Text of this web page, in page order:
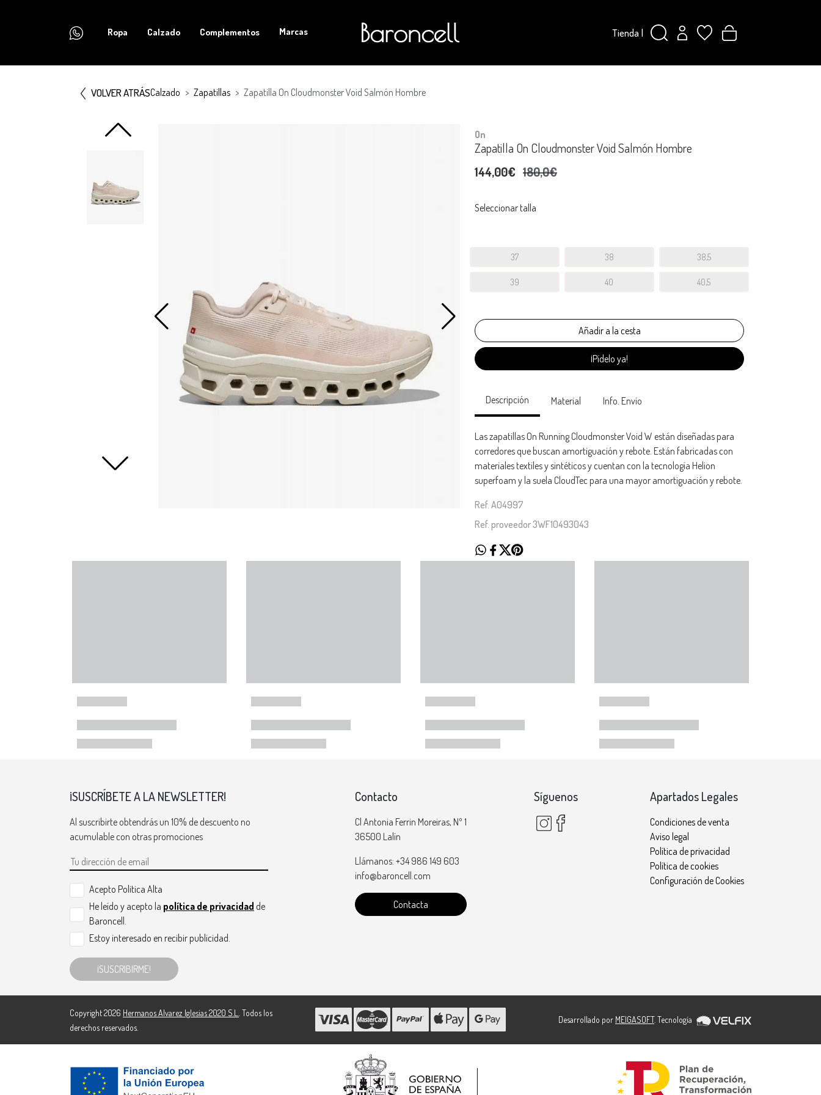
Ropa Calzado Complementos Marcas Tienda|
VOLVER ATRÁSCalzado Zapatillas Zapatilla On Cloudmonster Void Salmón Hombre
On
Zapatilla On Cloudmonster Void Salmón Hombre
144,00€ 180,0€
Seleccionar talla
37 38 38,5
39 40 40,5
¡Pídelo ya!
Descripción Material Info. Envío
Las zapatillas On Running Cloudmonster Void W están diseñadas para
corredores que buscan amortiguación y rebote. Están fabricadas con
materiales textiles y sintéticos y cuentan con la tecnología Helion
superfoam y la suela CloudTec para una mayor amortiguación y rebote.
Ref. A04997
Ref. proveedor 3WF10493043
¡SUSCRÍBETE A LA NEWSLETTER!
Al suscribirte obtendrás un 10% de descuento no
acumulable con otras promociones
Acepto Politica Alta
He leído y acepto la política de privacidad de
Baroncell.
Estoy interesado en recibir publicidad.
¡SUSCRIBIRME!
Contacto
Cl Antonia Ferrin Moreiras, Nº 1
36500 Lalín
Llámanos: +34 986 149 603
info@baroncell.com
Contacta
Síguenos Apartados Legales
Condiciones de venta
Aviso legal
Política de privacidad
Política de cookies
Configuración de Cookies
Copyright 2026 Hermanos Alvarez Iglesias 2020 S.L.
. Todos los
derechos reservados.
Desarrollado por MEIGASOFT. Tecnología